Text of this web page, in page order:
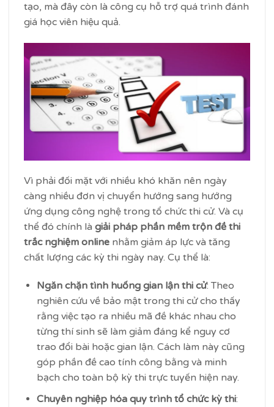
tạo, mà đây còn là công cụ hỗ trợ quá trình đánh
giá học viên hiệu quả.
Vì phải đối mặt với nhiều khó khăn nên ngày
càng nhiều đơn vị chuyển hướng sang hướng
ứng dụng công nghệ trong tổ chức thi cử. Và cụ
thể đó chính là giải pháp phần mềm trộn đề thi
trắc nghiệm online nhằm giảm áp lực và tăng
chất lượng các kỳ thi ngày nay. Cụ thể là:
Ngăn chặn tình huống gian lận thi cử: Theo
nghiên cứu về bảo mật trong thi cử cho thấy
rằng việc tạo ra nhiều mã đề khác nhau cho
từng thí sinh sẽ làm giảm đáng kể nguy cơ
trao đổi bài hoặc gian lận. Cách làm này cũng
góp phần đề cao tính công bằng và minh
bạch cho toàn bộ kỳ thi trực tuyến hiện nay.
Chuyên nghiệp hóa quy trình tổ chức kỳ thi: